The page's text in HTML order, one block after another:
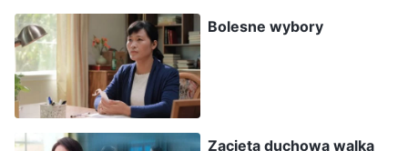
zdradzili Boga Wszechmogącego i wrócili do ich
kościoła, z powrotem pod ich kontrolę. Wtedy
utracilibyśmy Boże zbawienie w dniach
ostatecznych. Myśląc o tym, powiedziałem
sobie, że nie mogę ulec sztuczkom szatana. Nie
Bolesne wybory
Zacięta duchowa walka